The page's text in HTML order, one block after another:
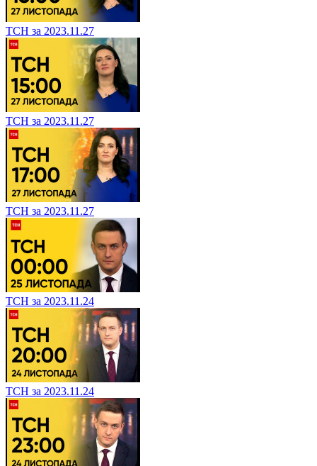
ТСН за 2023.11.27
ТСН за 2023.11.27
ТСН за 2023.11.27
ТСН за 2023.11.24
ТСН за 2023.11.24